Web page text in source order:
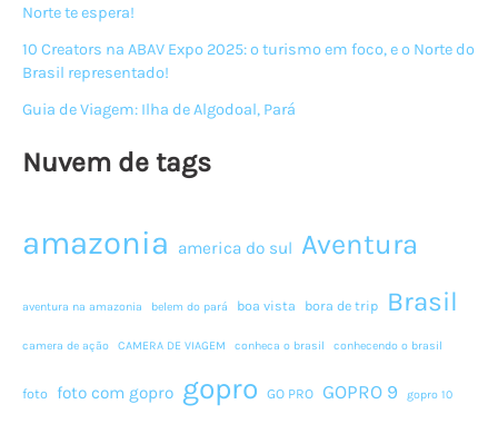
Norte te espera!
10 Creators na ABAV Expo 2025: o turismo em foco, e o Norte do
Brasil representado!
Guia de Viagem: Ilha de Algodoal, Pará
Nuvem de tags
amazonia america do sul Aventura
aventura na amazonia belem do pará boa vista bora de trip Brasil
camera de ação CAMERA DE VIAGEM conheca o brasil conhecendo o brasil
foto foto com gopro gopro GO PRO GOPRO 9 gopro 10